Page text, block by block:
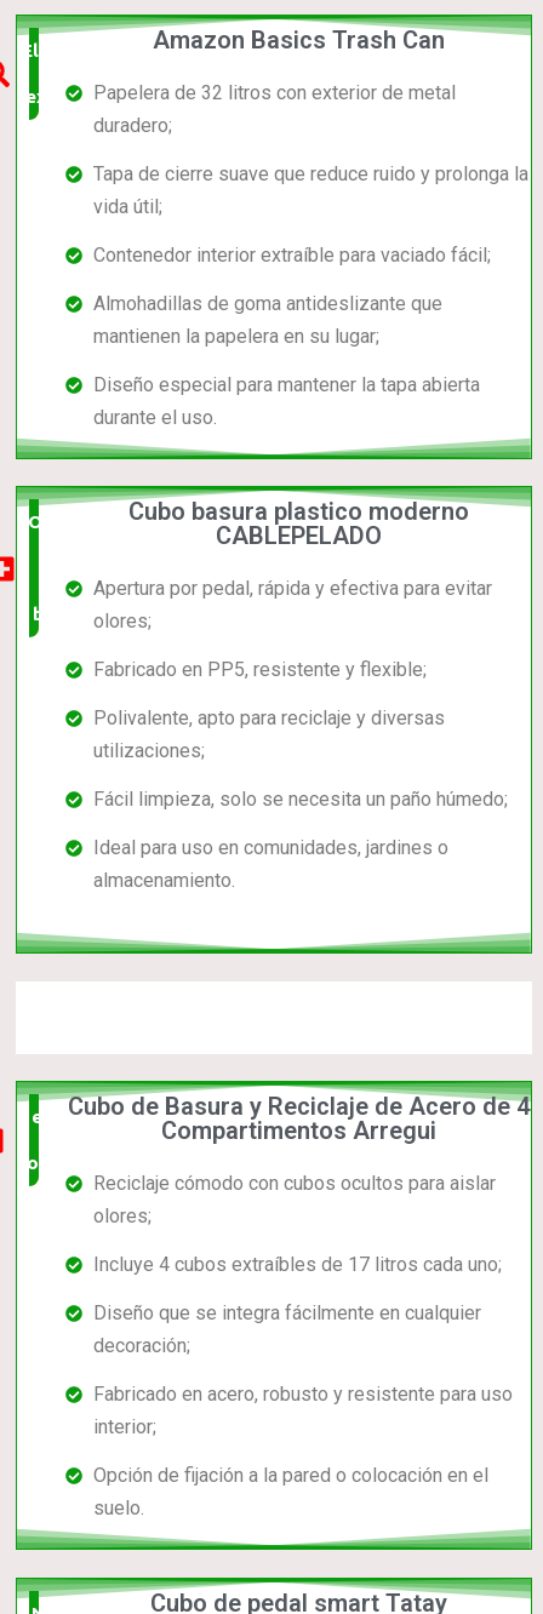
Elección
experta
Amazon Basics Trash Can
Papelera de 32 litros con exterior de metal
duradero;
Tapa de cierre suave que reduce ruido y prolonga la
vida útil;
Contenedor interior extraíble para vaciado fácil;
Almohadillas de goma antideslizante que
mantienen la papelera en su lugar;
Diseño especial para mantener la tapa abierta
durante el uso.
Opción
buena
Cubo basura plastico moderno
CABLEPELADO
Apertura por pedal, rápida y efectiva para evitar
olores;
Fabricado en PP5, resistente y flexible;
Polivalente, apto para reciclaje y diversas
utilizaciones;
Fácil limpieza, solo se necesita un paño húmedo;
Ideal para uso en comunidades, jardines o
almacenamiento.
el mas
completo
Cubo de Basura y Reciclaje de Acero de 4
Compartimentos Arregui
Reciclaje cómodo con cubos ocultos para aislar
olores;
Incluye 4 cubos extraíbles de 17 litros cada uno;
Diseño que se integra fácilmente en cualquier
decoración;
Fabricado en acero, robusto y resistente para uso
interior;
Opción de fijación a la pared o colocación en el
suelo.
Cubo de pedal smart Tatay